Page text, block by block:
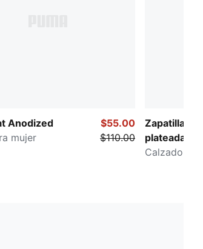
Anodized
mujer
$55.00
$110.00
Zapatillas
plateadas
WICKED
Calzado